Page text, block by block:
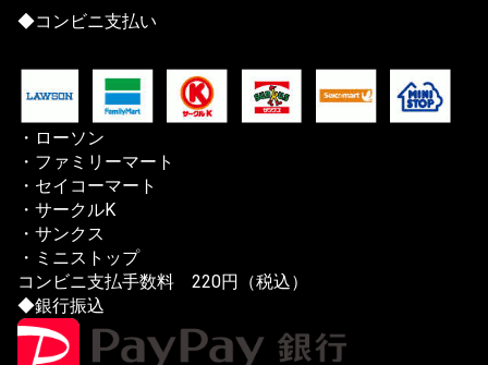
◆コンビニ支払い
・ローソン
・ファミリーマート
・セイコーマート
・サークルK
・サンクス
・ミニストップ
コンビニ支払手数料 220円（税込）
◆銀行振込